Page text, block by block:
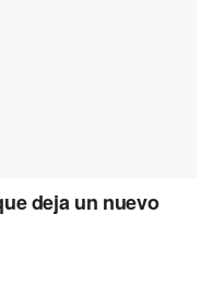
deja un nuevo